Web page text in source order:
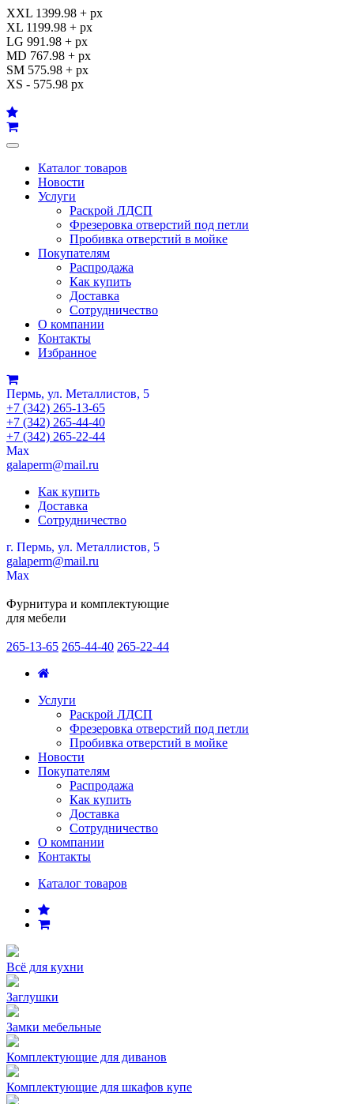
XXL 1399.98 + px
XL 1199.98 + px
LG 991.98 + px
MD 767.98 + px
SM 575.98 + px
XS - 575.98 px
Каталог товаров
Новости
Услуги
Раскрой ЛДСП
Фрезеровка отверстий под петли
Пробивка отверстий в мойке
Покупателям
Распродажа
Как купить
Доставка
Сотрудничество
О компании
Контакты
Избранное
Пермь, ул. Металлистов, 5
+7 (342) 265-13-65
+7 (342) 265-44-40
+7 (342) 265-22-44
Мах
galaperm@mail.ru
Как купить
Доставка
Сотрудничество
г. Пермь, ул. Металлистов, 5
galaperm@mail.ru
Мах
Фурнитура и комплектующие
для мебели
265-13-65 265-44-40 265-22-44
Услуги
Раскрой ЛДСП
Фрезеровка отверстий под петли
Пробивка отверстий в мойке
Новости
Покупателям
Распродажа
Как купить
Доставка
Сотрудничество
О компании
Контакты
Каталог товаров
Всё для кухни
Заглушки
Замки мебельные
Комплектующие для диванов
Комплектующие для шкафов купе